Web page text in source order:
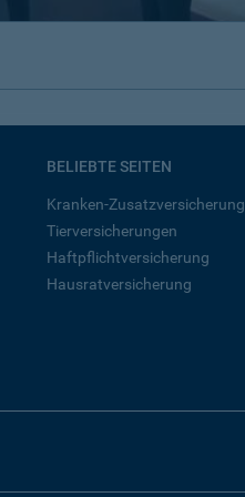
BELIEBTE SEITEN
Kranken-Zusatzversicherung
Tierversicherungen
Haftpflichtversicherung
Hausratversicherung